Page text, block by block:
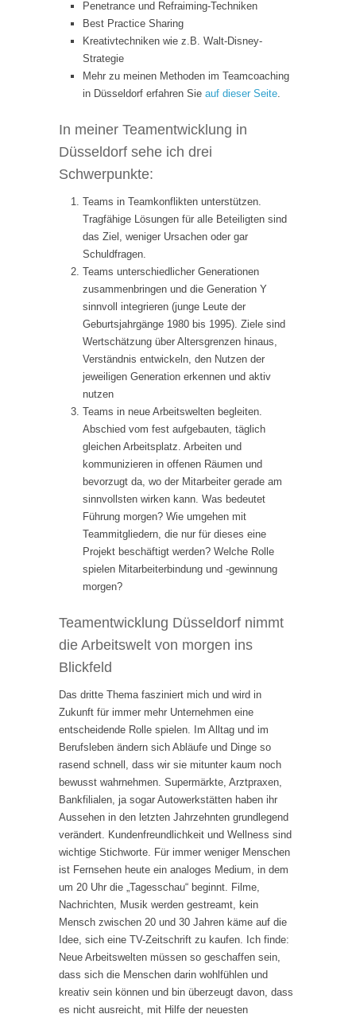
Penetrance und Refraiming-Techniken
Best Practice Sharing
Kreativtechniken wie z.B. Walt-Disney-
Strategie
Mehr zu meinen Methoden im Teamcoaching
in Düsseldorf erfahren Sie auf dieser Seite.
In meiner Teamentwicklung in
Düsseldorf sehe ich drei
Schwerpunkte:
Teams in Teamkonflikten unterstützen.
Tragfähige Lösungen für alle Beteiligten sind
das Ziel, weniger Ursachen oder gar
Schuldfragen.
Teams unterschiedlicher Generationen
zusammenbringen und die Generation Y
sinnvoll integrieren (junge Leute der
Geburtsjahrgänge 1980 bis 1995). Ziele sind
Wertschätzung über Altersgrenzen hinaus,
Verständnis entwickeln, den Nutzen der
jeweiligen Generation erkennen und aktiv
nutzen
Teams in neue Arbeitswelten begleiten.
Abschied vom fest aufgebauten, täglich
gleichen Arbeitsplatz. Arbeiten und
kommunizieren in offenen Räumen und
bevorzugt da, wo der Mitarbeiter gerade am
sinnvollsten wirken kann. Was bedeutet
Führung morgen? Wie umgehen mit
Teammitgliedern, die nur für dieses eine
Projekt beschäftigt werden? Welche Rolle
spielen Mitarbeiterbindung und -gewinnung
morgen?
Teamentwicklung Düsseldorf nimmt
die Arbeitswelt von morgen ins
Blickfeld
Das dritte Thema fasziniert mich und wird in
Zukunft für immer mehr Unternehmen eine
entscheidende Rolle spielen. Im Alltag und im
Berufsleben ändern sich Abläufe und Dinge so
rasend schnell, dass wir sie mitunter kaum noch
bewusst wahrnehmen. Supermärkte, Arztpraxen,
Bankfilialen, ja sogar Autowerkstätten haben ihr
Aussehen in den letzten Jahrzehnten grundlegend
verändert. Kundenfreundlichkeit und Wellness sind
wichtige Stichworte. Für immer weniger Menschen
ist Fernsehen heute ein analoges Medium, in dem
um 20 Uhr die „Tagesschau“ beginnt. Filme,
Nachrichten, Musik werden gestreamt, kein
Mensch zwischen 20 und 30 Jahren käme auf die
Idee, sich eine TV-Zeitschrift zu kaufen. Ich finde:
Neue Arbeitswelten müssen so geschaffen sein,
dass sich die Menschen darin wohlfühlen und
kreativ sein können und bin überzeugt davon, dass
es nicht ausreicht, mit Hilfe der neuesten